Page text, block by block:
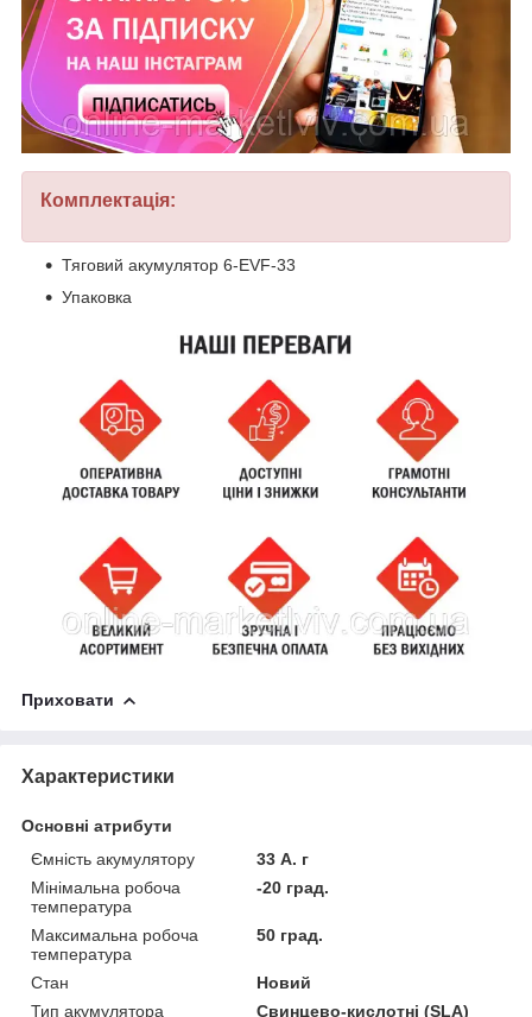
Комплектація:
Тяговий акумулятор 6-EVF-33
​​​​​​​Упаковка
Приховати
Характеристики
Основні атрибути
Ємність акумулятору
33 А. г
Мінімальна робоча
температура
-20 град.
Максимальна робоча
температура
50 град.
Стан
Новий
Тип акумулятора
Свинцево-кислотні (SLA)